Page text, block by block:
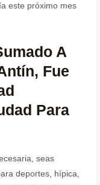
este próximo mes
A
Fue
Para
seas
deportes, hípica,